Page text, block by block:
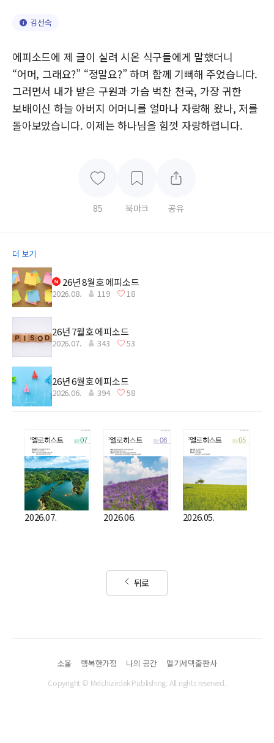
김선숙
에피소드에 제 글이 실려 시온 식구들에게 말했더니
“어머, 그래요?” “정말요?” 하며 함께 기뻐해 주었습니다.
그러면서 내가 받은 구원과 가슴 벅찬 천국, 가장 귀한
보배이신 하늘 아버지 어머니를 얼마나 자랑해 왔나, 저를
돌아보았습니다. 이제는 하나님을 힘껏 자랑하렵니다.
85 북마크 공유
더 보기
26년 8월호 에피소드
2026.08. 119 18
26년 7월호 에피소드
2026.07. 343 53
26년 6월호 에피소드
2026.06. 394 58
2026.07. 2026.06. 2026.05.
뒤로
소울 행복한가정 나의 공간 멜기세덱출판사
Copyright © Melchizedek Publishing. All rights reserved.